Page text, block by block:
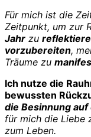
Für mich ist die
Zeitpunkt, um zur
Jahr zu
vorzubereiten,
Träume zu
Ich nutze die
bewussten
die Besinnung
für mich die Liebe
zum Leben.